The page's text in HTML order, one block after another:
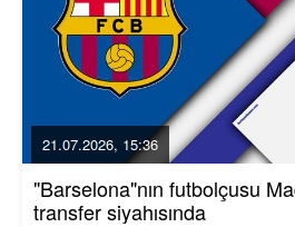
21.07.2026, 15:36
"Barselona"nın futbolçusu
transfer siyahısında